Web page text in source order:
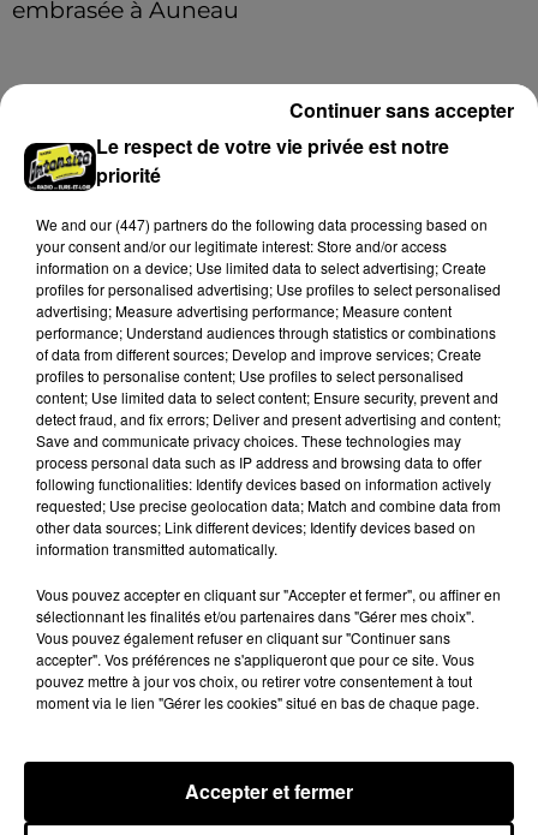
embrasée à Auneau
LE GRAND FORMAT Voir plus
Stars'Terre 2026 : Philippe Palmieri dévoile
les ambitions d'un...
À quelques semaines de la première édition de
Stars'Terre, organisée du 18 au 20 septembre 2026 au
Château de Courtalain, Philippe Palmieri, président...
LES JEUX Voir plus
Le respect de votre vie privée est notre
priorité
We and our (447) partnersdo the following data processing based on
your consent and/or our legitimate interest: Store and/or access
information on a device; Use limited data to select advertising; Create
profiles for personalised advertising; Use profiles to select personalised
advertising; Measure advertising performance; Measure content
performance; Understand audiences through statistics or combinations
of data from different sources; Develop and improve services; Create
profiles to personalise content; Use profiles to select personalised
content; Use limited data to select content; Ensure security, prevent and
detect fraud, and fix errors; Deliver and present advertising and content;
Save and communicate privacy choices. These technologies may
process personal data such as IP address and browsing data to offer
following functionalities: Identify devices based on information actively
requested; Use precise geolocation data; Match and combine data from
other data sources; Link different devices; Identify devices based on
information transmitted automatically.
Vous pouvez accepter en cliquant sur "Accepter et fermer", ou affiner en
sélectionnant les finalités et/ou partenaires dans "Gérer mes choix".
Vous pouvez également refuser en cliquant sur "Continuer sans
accepter". Vos préférences ne s'appliqueront que pour ce site. Vous
pouvez mettre à jour vos choix, ou retirer votre consentement à tout
moment via le lien "Gérer les cookies" situé en bas de chaque page.
Accepter et fermer
Continuer sans accepter